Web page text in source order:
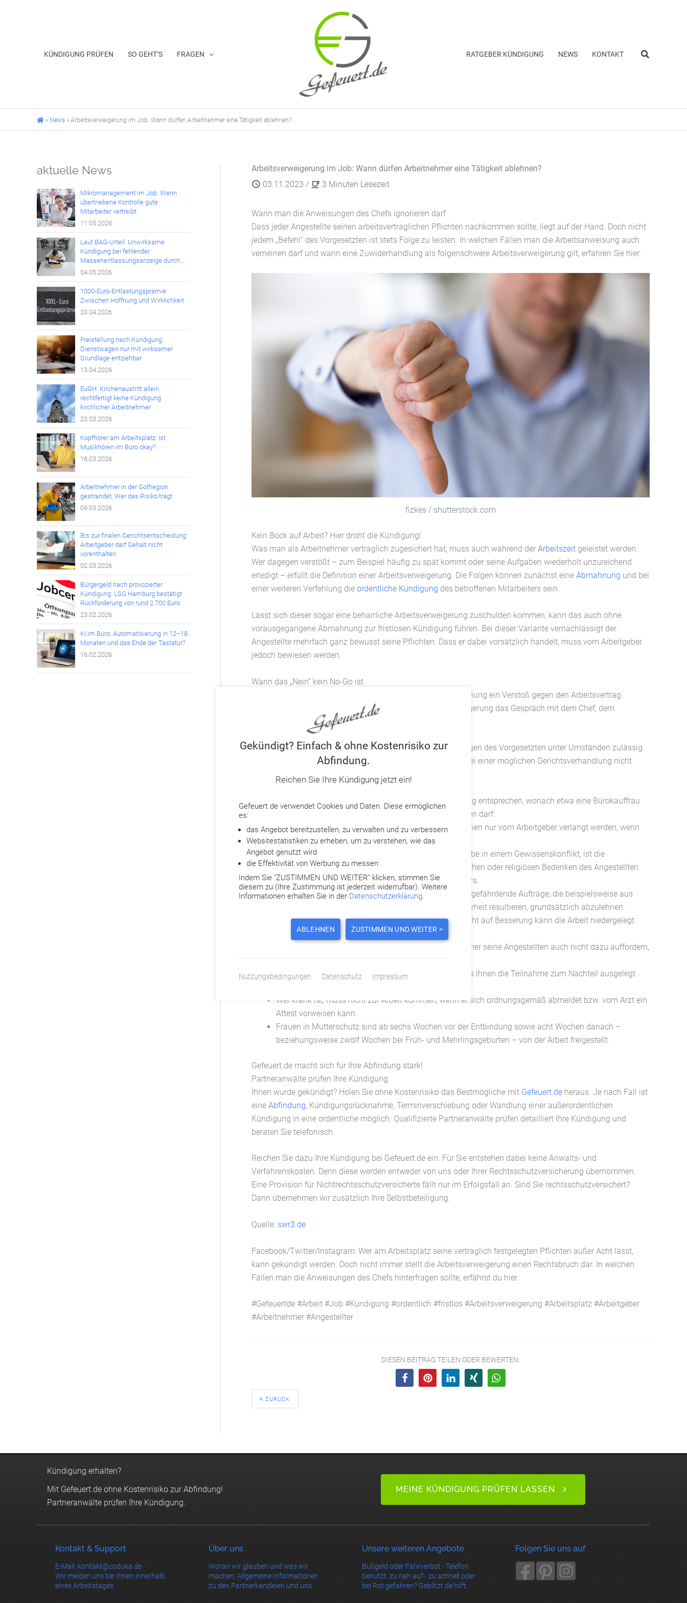
KÜNDIGUNG PRÜFEN SO GEHT’S FRAGEN RATGEBER KÜNDIGUNG NEWS KONTAKT Suchen
» News » Arbeitsverweigerung im Job: Wann dürfen Arbeitnehmer eine Tätigkeit ablehnen?
aktuelle News
Mikromanagement im Job: Wenn
übertriebene Kontrolle gute
Mitarbeiter vertreibt
11.05.2026
Laut BAG-Urteil: Unwirksame
Kündigung bei fehlender
Massenentlassungsanzeige durch
den Arbeitgeber
04.05.2026
1000-Euro-Entlastungsprämie:
Zwischen Hoffnung und Wirklichkeit
20.04.2026
Freistellung nach Kündigung:
Dienstwagen nur mit wirksamer
Grundlage entziehbar
13.04.2026
EuGH: Kirchenaustritt allein
rechtfertigt keine Kündigung
kirchlicher Arbeitnehmer
23.03.2026
Kopfhörer am Arbeitsplatz: Ist
Musikhören im Büro okay?
16.03.2026
Arbeitnehmer in der Golfregion
gestrandet: Wer das Risiko trägt
09.03.2026
Bis zur finalen Gerichtsentscheidung:
Arbeitgeber darf Gehalt nicht
vorenthalten
02.03.2026
Bürgergeld nach provozierter
Kündigung: LSG Hamburg bestätigt
Rückforderung von rund 2.700 Euro
23.02.2026
KI im Büro: Automatisierung in 12–18
Monaten und das Ende der Tastatur?
16.02.2026
Arbeitsverweigerung im Job: Wann dürfen Arbeitnehmer eine Tätigkeit ablehnen?
03.11.2023 / 3 Minuten Lesezeit
Wann man die Anweisungen des Chefs ignorieren darf
Dass jeder Angestellte seinen arbeitsvertraglichen Pflichten nachkommen sollte, liegt auf der Hand. Doch nicht
jedem „Befehl“ des Vorgesetzten ist stets Folge zu leisten. In welchen Fällen man die Arbeitsanweisung auch
verneinen darf und wann eine Zuwiderhandlung als folgenschwere Arbeitsverweigerung gilt, erfahren Sie hier.
fizkes / shutterstock.com
Kein Bock auf Arbeit? Hier droht die Kündigung!
Was man als Arbeitnehmer vertraglich zugesichert hat, muss auch während der Arbeitszeit geleistet werden.
Wer dagegen verstößt – zum Beispiel häufig zu spät kommt oder seine Aufgaben wiederholt unzureichend
erledigt – erfüllt die Definition einer Arbeitsverweigerung. Die Folgen können zunächst eine Abmahnung und bei
einer weiteren Verfehlung die ordentliche Kündigung des betroffenen Mitarbeiters sein.
Lässt sich dieser sogar eine beharrliche Arbeitsverweigerung zuschulden kommen, kann das auch ohne
vorausgegangene Abmahnung zur fristlosen Kündigung führen. Bei dieser Variante vernachlässigt der
Angestellte mehrfach ganz bewusst seine Pflichten. Dass er dabei vorsätzlich handelt, muss vom Arbeitgeber
jedoch bewiesen werden.
Wann das „Nein“ kein No-Go ist
Doch nicht immer bedeutet der Widerstand gegen eine Anordnung ein Verstoß gegen den Arbeitsvertrag.
Dennoch sollte man je nach Situation vor einer Arbeitsverweigerung das Gespräch mit dem Chef, dem
Betriebsrat oder mit einemAnwalt für Arbeitsrecht
Bei folgenden Gegebenheiten ist eine Verweigerung der Ansagen des Vorgesetzten unter Umständen zulässig.
Entschieden wird jedoch von Fall zu Fall, sodass die Urteile bei einer möglichen Gerichtsverhandlung nicht
zwingend zugunsten des Arbeitnehmers ausfallen müssten:
Die angeordneten Aufgaben müssen dem Arbeitsvertrag entsprechen, wonach etwa eine Bürokauffrau
nicht zum Putzen der Räumlichkeiten eingesetzt werden darf.
Überstunden sowie Wochenend- oder Nachtarbeit können nur vom Arbeitgeber verlangt werden, wenn
dies im Arbeitsvertrag ein Thema ist.
Steht der Beschäftigte bei der Übertragung einer Aufgabe in einem Gewissenskonflikt, ist die
Verweigerung möglich – zumindest, solange die ethischen oder religiösen Bedenken des Angestellten
höher zu werten sind als die Interessen des Arbeitgebers.
Demgegenüber sind gesetzeswidrige oder gesundheitsgefährdende Aufträge, die beispielsweise aus
einer angeordneten Vernachlässigung der Arbeitssicherheit resultieren, grundsätzlich abzulehnen.
Auch bei länger anhaltendem Lohnausfall ohne Aussicht auf Besserung kann die Arbeit niedergelegt
werden.
Bis auf eindeutig geregelte Notfälle darf der Arbeitnehmer seine Angestellten auch nicht dazu auffordern,
einen genehmigten Urlaub abzubrechen.
Arbeitnehmer dürfen an Streiks partizipieren, ohne dass ihnen die Teilnahme zum Nachteil ausgelegt
Wer krank ist, muss nicht zur Arbeit kommen, wenn er sich ordnungsgemäß abmeldet bzw. vom Arzt ein
Attest vorweisen kann.
Frauen in Mutterschutz sind ab sechs Wochen vor der Entbindung sowie acht Wochen danach –
beziehungsweise zwölf Wochen bei Früh- und Mehrlingsgeburten – von der Arbeit freigestellt.
Gefeuert.de macht sich für Ihre Abfindung stark!
Partneranwälte prüfen Ihre Kündigung
Ihnen wurde gekündigt? Holen Sie ohne Kostenrisiko das Bestmögliche mit Gefeuert.de heraus. Je nach Fall ist
eine Abfindung, Kündigungsrücknahme, Terminverschiebung oder Wandlung einer außerordentlichen
Kündigung in eine ordentliche möglich. Qualifizierte Partneranwälte prüfen detailliert Ihre Kündigung und
beraten Sie telefonisch.
Reichen Sie dazu Ihre Kündigung bei Gefeuert.de ein. Für Sie entstehen dabei keine Anwalts- und
Verfahrenskosten. Denn diese werden entweder von uns oder Ihrer Rechtsschutzversicherung übernommen.
Eine Provision für Nichtrechtsschutzversicherte fällt nur im Erfolgsfall an. Sind Sie rechtsschutzversichert?
Dann übernehmen wir zusätzlich Ihre Selbstbeteiligung.
Quelle: swr3.de
Facebook/Twitter/Instagram: Wer am Arbeitsplatz seine vertraglich festgelegten Pflichten außer Acht lässt,
kann gekündigt werden. Doch nicht immer stellt die Arbeitsverweigerung einen Rechtsbruch dar. In welchen
Fällen man die Anweisungen des Chefs hinterfragen sollte, erfährst du hier.
#Gefeuertde #Arbeit #Job #Kündigung #ordentlich #fristlos #Arbeitsverweigerung #Arbeitsplatz #Arbeitgeber
#Arbeitnehmer #Angestellter
DIESEN BEITRAG TEILEN ODER BEWERTEN:
ZURÜCK
Kündigung erhalten?
Mit Gefeuert.de ohne Kostenrisiko zur Abfindung!
Partneranwälte prüfen Ihre Kündigung.
MEINE KÜNDIGUNG PRÜFEN LASSEN
Kontakt & Support
E-Mail: kontakt@coduka.de
Wir melden uns bei Ihnen innerhalb
eines Arbeitstages.
Über uns
Woran wir glauben und was wir
machen. Allgemeine Informationen
zu den Partnerkanzleien und uns.
Unsere weiteren Angebote
Bußgeld oder Fahrverbot - Telefon
benutzt, zu nah auf-, zu schnell oder
bei Rot gefahren? Geblitzt.de hilft.
Folgen Sie uns auf
Gekündigt? Einfach & ohne Kostenrisiko zur
Abfindung.
Reichen Sie Ihre Kündigung jetzt ein!
Gefeuert.de verwendet Cookies und Daten. Diese ermöglichen
es:
das Angebot bereitzustellen, zu verwalten und zu verbessern
Websitestatistiken zu erheben, um zu verstehen, wie das
Angebot genutzt wird
die Effektivität von Werbung zu messen
Indem Sie "ZUSTIMMEN UND WEITER" klicken, stimmen Sie
diesem zu (Ihre Zustimmung ist jederzeit widerrufbar). Weitere
Informationen erhalten Sie in der Datenschutzerklärung.
ABLEHNEN ZUSTIMMEN UND WEITER >
Nutzungsbedingungen Datenschutz Impressum